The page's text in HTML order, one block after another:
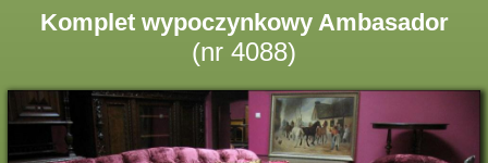
Komplet wypoczynkowy Ambasador
(nr 4088)